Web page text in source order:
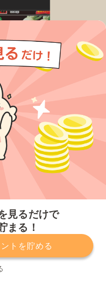
見るだけで
まる！
トを貯める
規約
運営会社